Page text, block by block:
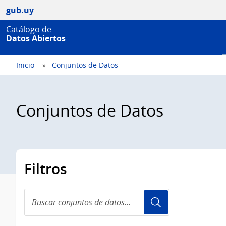
gub.uy
Catálogo de
Datos Abiertos
Inicio Conjuntos de Datos
Conjuntos de Datos
Filtros
conjuntos
de